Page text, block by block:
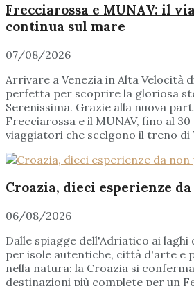
Frecciarossa e MUNAV: il
continua sul mare
07/08/2026
Arrivare a Venezia in Alta Velocità
perfetta per scoprire la gloriosa
Serenissima. Grazie alla nuova
Frecciarossa e il MUNAV, fino al 30
viaggiatori che scelgono il treno di
Croazia, dieci esperienze
06/08/2026
Dalle spiagge dell'Adriatico ai laghi
per isole autentiche, città d'arte e
nella natura: la Croazia si
destinazioni più complete per un